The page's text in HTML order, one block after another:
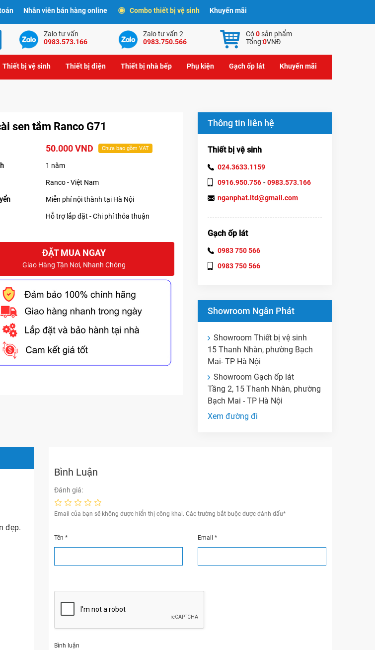
Nhân viên bán hàng online Combo thiết bị vệ sinh Khuyến mãi
Zalo tư vấn
0983.573.166
Zalo tư vấn 2
0983.750.566
Có0sản phẩm
Tổng:0VNĐ
Thiết bị vệ sinh Thiết bị điện Thiết bị nhà bếp Phụ kiện Gạch ốp lát Khuyến mãi
sen tắm Ranco G71
50.000 VND Chưa bao gồm VAT
1 năm
Ranco - Việt Nam
Miễn phí nội thành tại Hà Nội
Hỗ trợ lắp đặt - Chi phí thỏa thuận
ĐẶT MUA NGAY
Giao Hàng Tận Nơi, Nhanh Chóng
Thông tin liên hệ
Thiết bị vệ sinh
024.3633.1159
0916.950.756 - 0983.573.166
nganphat.ltd@gmail.com
Gạch ốp lát
0983 750 566
0983 750 566
Showroom Ngân Phát
Showroom Thiết bị vệ sinh
15 Thanh Nhàn, phường Bạch
Mai- TP Hà Nội
Showroom Gạch ốp lát
Tầng 2, 15 Thanh Nhàn, phường
Bạch Mai - TP Hà Nội
Xem đường đi
đẹp.
Bình Luận
Đánh giá:
Email của bạn sẽ không được hiển thị công khai. Các trường bắt buộc được đánh dấu*
Tên* Email *
Bình luận